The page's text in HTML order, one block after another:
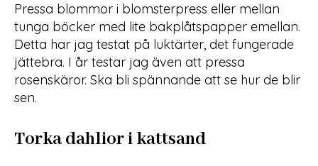
Pressa blommor i blomsterpress eller mellan
tunga böcker med lite bakplåtspapper emellan.
Detta har jag testat på luktärter, det fungerade
jättebra. I år testar jag även att pressa
rosenskäror. Ska bli spännande att se hur de blir
sen.
Torka dahlior i kattsand